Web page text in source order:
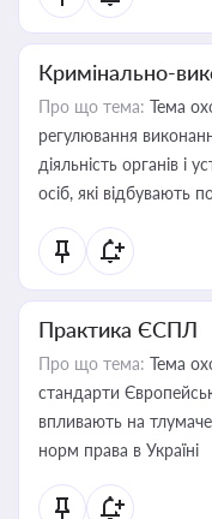
Кримінально-
Про що тема: Тема
регулювання
діяльність органів і
осіб, які відбувають
Практика ЄСПЛ
Про що тема: Тема
стандарти
впливають на
норм права в Україні